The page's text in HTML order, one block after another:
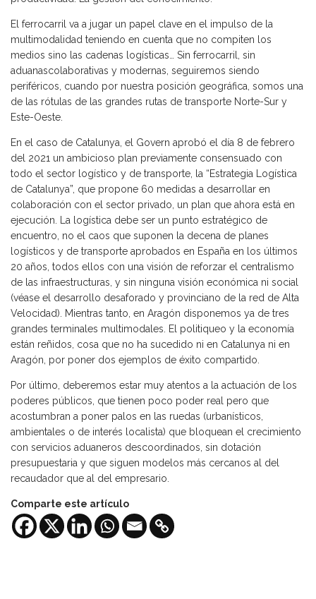
El ferrocarril va a jugar un papel clave en el impulso de la
multimodalidad teniendo en cuenta que no compiten los
medios sino las cadenas logísticas… Sin ferrocarril, sin
aduanascolaborativas y modernas, seguiremos siendo
periféricos, cuando por nuestra posición geográfica, somos una
de las rótulas de las grandes rutas de transporte Norte-Sur y
Este-Oeste.
En el caso de Catalunya, el Govern aprobó el día 8 de febrero
del 2021 un ambicioso plan previamente consensuado con
todo el sector logístico y de transporte, la “Estrategia Logística
de Catalunya”, que propone 60 medidas a desarrollar en
colaboración con el sector privado, un plan que ahora está en
ejecución. La logística debe ser un punto estratégico de
encuentro, no el caos que suponen la decena de planes
logísticos y de transporte aprobados en España en los últimos
20 años, todos ellos con una visión de reforzar el centralismo
de las infraestructuras, y sin ninguna visión económica ni social
(véase el desarrollo desaforado y provinciano de la red de Alta
Velocidad). Mientras tanto, en Aragón disponemos ya de tres
grandes terminales multimodales. El politiqueo y la economía
están reñidos, cosa que no ha sucedido ni en Catalunya ni en
Aragón, por poner dos ejemplos de éxito compartido.
Por último, deberemos estar muy atentos a la actuación de los
poderes públicos, que tienen poco poder real pero que
acostumbran a poner palos en las ruedas (urbanísticos,
ambientales o de interés localista) que bloquean el crecimiento
con servicios aduaneros descoordinados, sin dotación
presupuestaria y que siguen modelos más cercanos al del
recaudador que al del empresario.
Comparte este artículo